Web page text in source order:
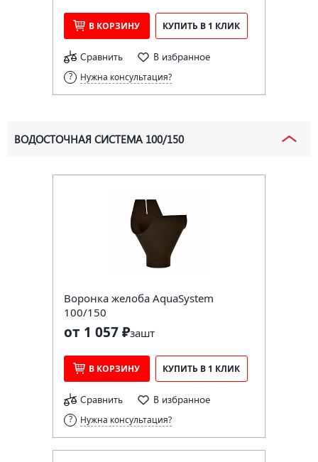
В КОРЗИНУ КУПИТЬ В 1 КЛИК
Сравнить В избранное
Нужна консультация?
ВОДОСТОЧНАЯ СИСТЕМА 100/150
Воронка желоба AquaSystem
100/150
от 1 057 ₽зашт
В КОРЗИНУ КУПИТЬ В 1 КЛИК
Сравнить В избранное
Нужна консультация?